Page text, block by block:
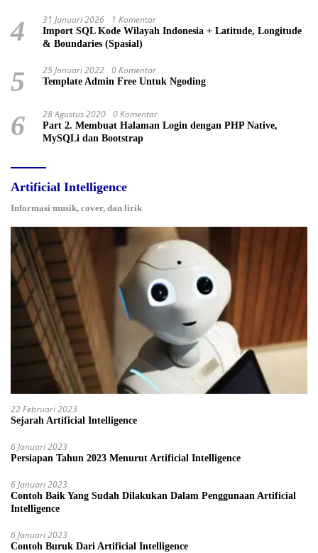
4 31 Januari 2026 1 Komentar
Import SQL Kode Wilayah Indonesia + Latitude, Longitude
& Boundaries (Spasial)
5 25 Januari 2022 0 Komentar
Template Admin Free Untuk Ngoding
6 28 Agustus 2020 0 Komentar
Part 2. Membuat Halaman Login dengan PHP Native,
MySQLi dan Bootstrap
Artificial Intelligence
Informasi musik, cover, dan lirik
22 Februari 2023
Sejarah Artificial Intelligence
6 Januari 2023
Persiapan Tahun 2023 Menurut Artificial Intelligence
6 Januari 2023
Contoh Baik Yang Sudah Dilakukan Dalam Penggunaan Artificial
Intelligence
6 Januari 2023
Contoh Buruk Dari Artificial Intelligence